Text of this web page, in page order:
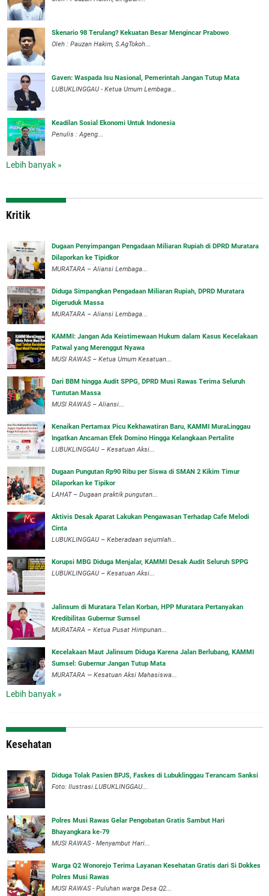
Skenario 98 Terulang? Kekuatan Besar Mengincar Prabowo
Oleh : Pauzan Hakim, S.AgTokoh...
Gaven: Waspada Isu Nasional, Pemerintah Jangan Tutup Mata
LUBUKLINGGAU - Ketua Umum Lembaga...
Keadilan Sosial Ekonomi Untuk Indonesia
Penulis : Ageng...
Lebih banyak »
Kritik
‎Dugaan Penyimpangan Pengadaan Miliaran Rupiah di DPRD Muratara
Dilaporkan ke Tipidkor
‎MURATARA – Aliansi Lembaga...
Diduga Simpangkan Pengadaan Miliaran Rupiah, DPRD Muratara
Digeruduk Massa
‎MURATARA – Aliansi Lembaga...
‎KAMMI: Jangan Ada Keistimewaan Hukum dalam Kasus Kecelakaan
Patwal yang Merenggut Nyawa
‎MUSI RAWAS – Ketua Umum Kesatuan...
Dari BBM hingga Audit SPPG, DPRD Musi Rawas Terima Seluruh
Tuntutan Massa
MUSI RAWAS – Aliansi...
‎Kenaikan Pertamax Picu Kekhawatiran Baru, KAMMI MuraLinggau
Ingatkan Ancaman Efek Domino Hingga Kelangkaan Pertalite
‎LUBUKLINGGAU – Kesatuan Aksi...
Dugaan Pungutan Rp90 Ribu per Siswa di SMAN 2 Kikim Timur
Dilaporkan ke Tipikor
LAHAT – Dugaan praktik pungutan...
Aktivis Desak Aparat Lakukan Pengawasan Terhadap Cafe Melodi
Cinta
LUBUKLINGGAU – Keberadaan sejumlah...
Korupsi MBG Diduga Menjalar, KAMMI Desak Audit Seluruh SPPG
‎LUBUKLINGGAU – Kesatuan Aksi...
‎Jalinsum di Muratara Telan Korban, HPP Muratara Pertanyakan
Kredibilitas Gubernur Sumsel
MURATARA – Ketua Pusat Himpunan...
‎Kecelakaan Maut Jalinsum Diduga Karena Jalan Berlubang, KAMMI
Sumsel: Gubernur Jangan Tutup Mata
‎MURATARA — Kesatuan Aksi Mahasiswa...
Lebih banyak »
Kesehatan
Diduga Tolak Pasien BPJS, Faskes di Lubuklinggau Terancam Sanksi
Foto: Ilustrasi.LUBUKLINGGAU...
Polres Musi Rawas Gelar Pengobatan Gratis Sambut Hari
Bhayangkara ke-79
MUSI RAWAS - Menyambut Hari...
Warga Q2 Wonorejo Terima Layanan Kesehatan Gratis dari Si Dokkes
Polres Musi Rawas
MUSI RAWAS - Puluhan warga Desa Q2...